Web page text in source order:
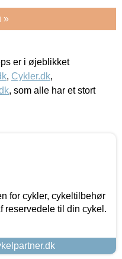
»
er i øjeblikket
, Cykler.dk,
, som alle har et stort
for cykler, cykeltilbehør
reservedele til din cykel.